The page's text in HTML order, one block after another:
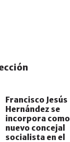
Francisco Jesús
Hernández se
incorpora como
nuevo concejal
socialista en el